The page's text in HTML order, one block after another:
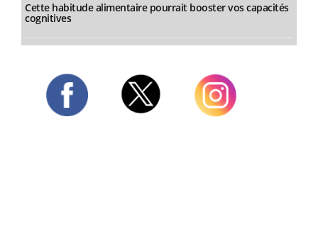
Cette habitude alimentaire pourrait booster vos capacités
cognitives